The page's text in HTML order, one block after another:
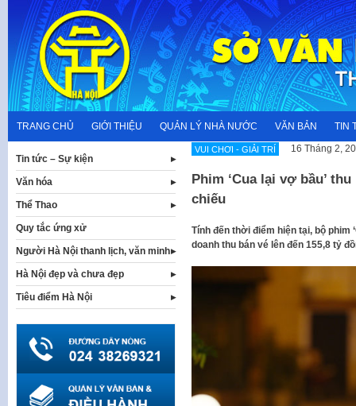
content
TRANG CHỦ GIỚI THIỆU QUẢN LÝ NHÀ NƯỚC VĂN BẢN TIN
VUI CHƠI - GIẢI TRÍ 16 Tháng 2,
Phim ‘Cua lại vợ bầu’
chiếu
Tính đến thời điểm hiện tại, bộ phim
doanh thu bán vé lên đến 155,8 tỷ
Tin tức – Sự kiện
Văn hóa
Thể Thao
Quy tắc ứng xử
Người Hà Nội thanh lịch, văn minh
Hà Nội đẹp và chưa đẹp
Tiêu điểm Hà Nội